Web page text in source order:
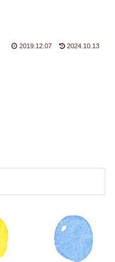
2019.12.07 2024.10.13